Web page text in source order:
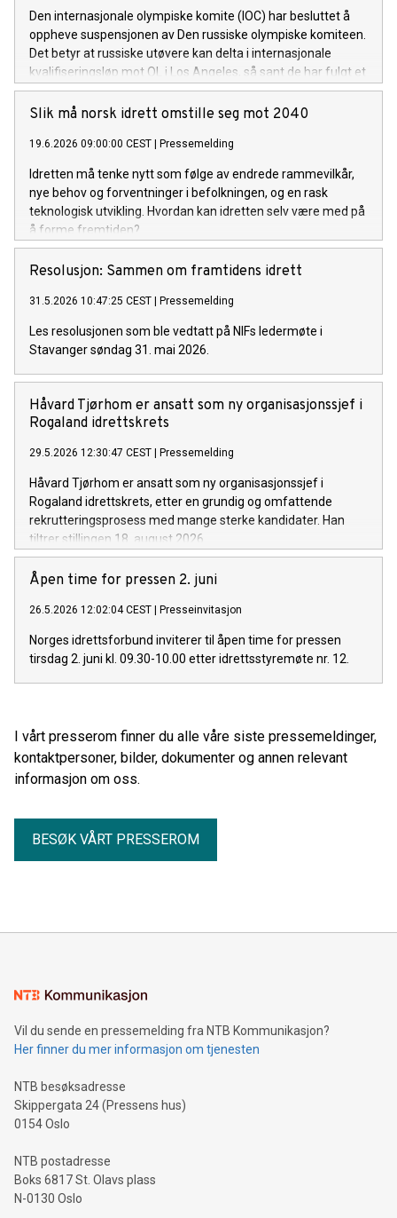
Den internasjonale olympiske komite (IOC) har besluttet å
oppheve suspensjonen av Den russiske olympiske komiteen.
Det betyr at russiske utøvere kan delta i internasjonale
kvalifiseringsløp mot OL i Los Angeles, så sant de har fulgt et
troverdig anti-doping regime.
Slik må norsk idrett omstille seg mot 2040
19.6.2026 09:00:00 CEST Pressemelding
Idretten må tenke nytt som følge av endrede rammevilkår,
nye behov og forventninger i befolkningen, og en rask
teknologisk utvikling. Hvordan kan idretten selv være med på
å forme fremtiden?
Resolusjon: Sammen om framtidens idrett
31.5.2026 10:47:25 CEST Pressemelding
Les resolusjonen som ble vedtatt på NIFs ledermøte i
Stavanger søndag 31. mai 2026.
Håvard Tjørhom er ansatt som ny organisasjonssjef i
Rogaland idrettskrets
29.5.2026 12:30:47 CEST Pressemelding
Håvard Tjørhom er ansatt som ny organisasjonssjef i
Rogaland idrettskrets, etter en grundig og omfattende
rekrutteringsprosess med mange sterke kandidater. Han
tiltrer stillingen 18. august 2026.
Åpen time for pressen 2. juni
26.5.2026 12:02:04 CEST Presseinvitasjon
Norges idrettsforbund inviterer til åpen time for pressen
tirsdag 2. juni kl. 09.30-10.00 etter idrettsstyremøte nr. 12.
I vårt presserom finner du alle våre siste pressemeldinger,
kontaktpersoner, bilder, dokumenter og annen relevant
informasjon om oss.
BESØK VÅRT PRESSEROM
Vil du sende en pressemelding fra NTB Kommunikasjon?
Her finner du mer informasjon om tjenesten
NTB besøksadresse
Skippergata 24 (Pressens hus)
0154 Oslo
NTB postadresse
Boks 6817 St. Olavs plass
N-0130 Oslo